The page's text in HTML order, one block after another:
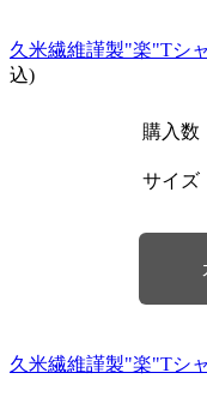
久米繊維謹製"楽"Tシ
込)
購入数
サイズ
久米繊維謹製"楽"Tシ